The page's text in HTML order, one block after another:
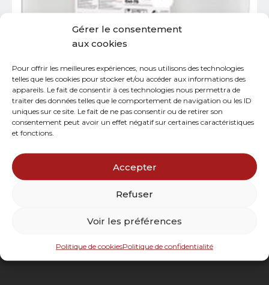
Gérer le consentement
aux cookies
Pour offrir les meilleures expériences, nous utilisons des technologies
telles que les cookies pour stocker et/ou accéder aux informations des
appareils. Le fait de consentir à ces technologies nous permettra de
traiter des données telles que le comportement de navigation ou les ID
uniques sur ce site. Le fait de ne pas consentir ou de retirer son
consentement peut avoir un effet négatif sur certaines caractéristiques
et fonctions.
Accepter
Refuser
Voir les préférences
Politique de cookiesPolitique de confidentialité
Essuie-mains DC maxi
recyclé écologique…